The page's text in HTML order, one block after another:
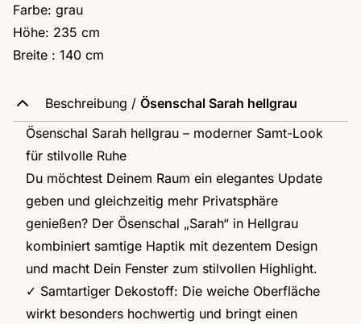
Farbe: grau
Höhe: 235 cm
Breite : 140 cm
Beschreibung / Ösenschal Sarah hellgrau
Ösenschal Sarah hellgrau – moderner Samt-Look
für stilvolle Ruhe
Du möchtest Deinem Raum ein elegantes Update
geben und gleichzeitig mehr Privatsphäre
genießen? Der Ösenschal „Sarah“ in Hellgrau
kombiniert samtige Haptik mit dezentem Design
und macht Dein Fenster zum stilvollen Highlight.
✓ Samtartiger Dekostoff: Die weiche Oberfläche
wirkt besonders hochwertig und bringt einen